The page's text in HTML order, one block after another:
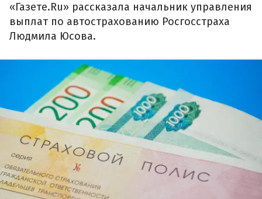
«Газете.Ru» рассказала начальник управления
выплат по автострахованию Росгосстраха
Людмила Юсова.